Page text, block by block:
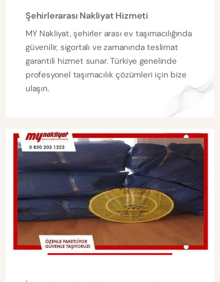
Şehirlerarası Nakliyat Hizmeti
MY Nakliyat, şehirler arası ev taşımacılığında
güvenilir, sigortalı ve zamanında teslimat
garantili hizmet sunar. Türkiye genelinde
profesyonel taşımacılık çözümleri için bize
ulaşın.